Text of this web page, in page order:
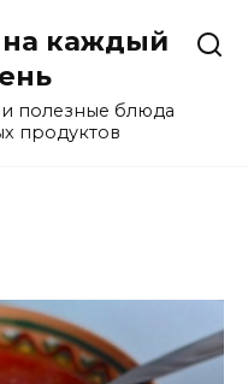
каждый
полезные блюда
продуктов